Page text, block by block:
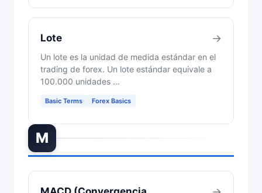
Lote
Un lote es la unidad de medida estándar en el
trading de forex. Un lote estándar equivale a
100.000 unidades …
Basic Terms Forex Basics
→
M